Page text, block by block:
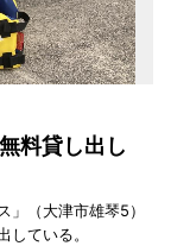
料貸し出し
」（大津市雄琴5）
ている。